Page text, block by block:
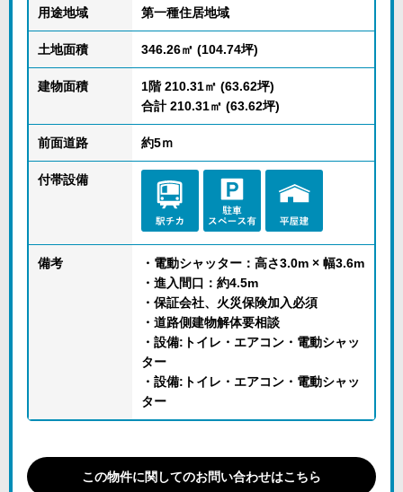
用途地域 第一種住居地域
土地面積 346.26㎡ (104.74坪)
建物面積
1階 210.31㎡ (63.62坪)
合計 210.31㎡ (63.62坪)
前面道路 約5ｍ
付帯設備
備考
・電動シャッター：高さ3.0m × 幅3.6m
・進入間口：約4.5m
・保証会社、火災保険加入必須
・道路側建物解体要相談
・設備:トイレ・エアコン・電動シャッ
ター
・設備:トイレ・エアコン・電動シャッ
ター
この物件に関してのお問い合わせはこちら